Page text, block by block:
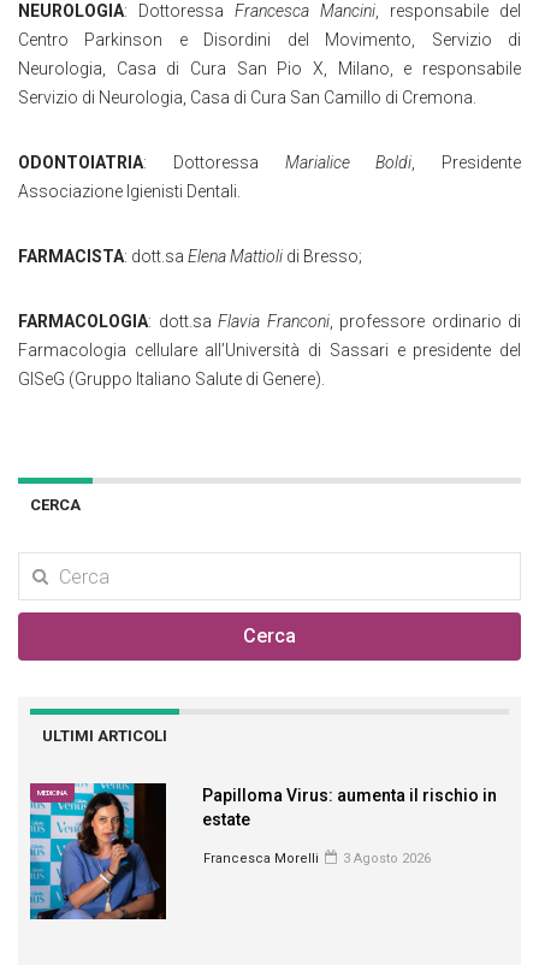
NEUROLOGIA: Dottoressa Francesca Mancini , responsabile del
Centro Parkinson e Disordini del Movimento, Servizio di
Neurologia, Casa di Cura San Pio X, Milano, e responsabile
Servizio di Neurologia, Casa di Cura San Camillo di Cremona.
ODONTOIATRIA: Dottoressa Marialice Boldi , Presidente
Associazione Igienisti Dentali.
FARMACISTA: dott.sa Elena Mattioli di Bresso;
FARMACOLOGIA: dott.sa Flavia Franconi, professore ordinario di
Farmacologia cellulare all’Università di Sassari e presidente del
GISeG (Gruppo Italiano Salute di Genere).
CERCA
Cerca
ULTIMI ARTICOLI
MEDICINA
Papilloma Virus: aumenta il rischio in
estate
Francesca Morelli 3 Agosto 2026